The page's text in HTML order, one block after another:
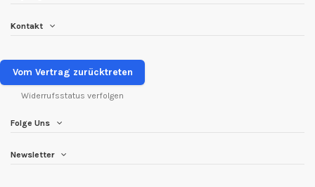
Kontakt
Vom Vertrag zurücktreten
Widerrufsstatus verfolgen
Folge Uns
Newsletter